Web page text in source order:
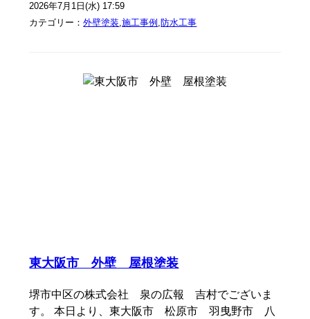
2026年7月1日(水) 17:59
カテゴリー：外壁塗装,施工事例 ,防水工事
東大阪市 外壁 屋根塗装
堺市中区の株式会社 泉の広報 吉村でございま
す。 本日より、東大阪市 松原市 羽曳野市 八